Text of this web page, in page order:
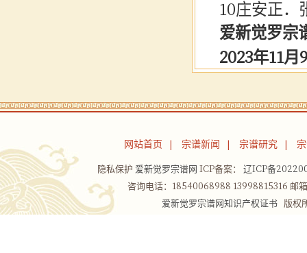
10庄安正．
爱新觉罗宗
2023年11月
网站首页 宗谱新闻 宗谱研究
隐私保护 爱新觉罗宗谱网 ICP备案： 辽ICP备
咨询电话：18540068988 13998815316
爱新觉罗宗谱网知识产权证书版权